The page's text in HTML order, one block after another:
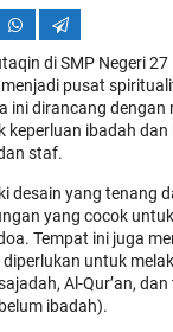
di SMP Negeri
pusat
ini dirancang dengan
keperluan ibadah dan
staf.
desain yang tenang
yang cocok
Tempat ini juga
untuk
Al-Qur’an,
ibadah).